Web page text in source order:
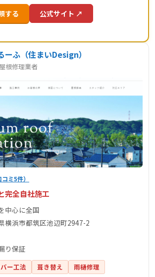
する 公式サイト ↗
ーふ（住まいDesign）
根修理業者
コミ5件）
完全自社施工
中心に全国
横浜市都筑区池辺町2947-2
り保証
ー工法 葺き替え
雨樋修理